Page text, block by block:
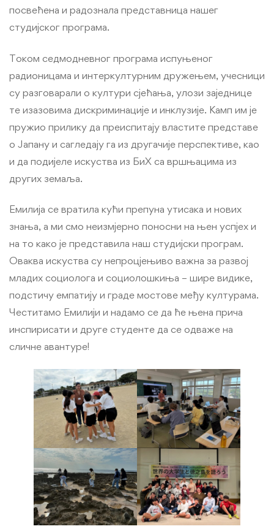
посвећена и радознала представница нашег
студијског програма.
Током седмодневног програма испуњеног
радионицама и интеркултурним дружењем, учесници
су разговарали о култури сјећања, улози заједнице
те изазовима дискриминације и инклузије. Камп им је
пружио прилику да преиспитају властите представе
о Јапану и сагледају га из другачије перспективе, као
и да подијеле искуства из БиХ са вршњацима из
других земаља.
Емилија се вратила кући препуна утисака и нових
знања, а ми смо неизмјерно поносни на њен успјех и
на то како је представила наш студијски програм.
Оваква искуства су непроцјењиво важна за развој
младих социолога и социолошкиња – шире видике,
подстичу емпатију и граде мостове међу културама.
Честитамо Емилији и надамо се да ће њена прича
инспирисати и друге студенте да се одваже на
сличне авантуре!